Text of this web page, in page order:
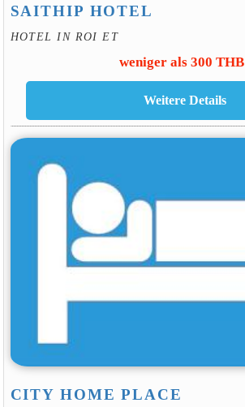
SAITHIP HOTEL
HOTEL IN ROI ET
weniger als 300 THB
CITY HOME PLACE